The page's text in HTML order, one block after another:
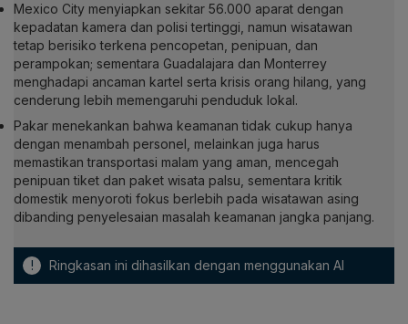
Mexico City menyiapkan sekitar 56.000 aparat dengan
kepadatan kamera dan polisi tertinggi, namun wisatawan
tetap berisiko terkena pencopetan, penipuan, dan
perampokan; sementara Guadalajara dan Monterrey
menghadapi ancaman kartel serta krisis orang hilang, yang
cenderung lebih memengaruhi penduduk lokal.
Pakar menekankan bahwa keamanan tidak cukup hanya
dengan menambah personel, melainkan juga harus
memastikan transportasi malam yang aman, mencegah
penipuan tiket dan paket wisata palsu, sementara kritik
domestik menyoroti fokus berlebih pada wisatawan asing
dibanding penyelesaian masalah keamanan jangka panjang.
! Ringkasan ini dihasilkan dengan menggunakan AI